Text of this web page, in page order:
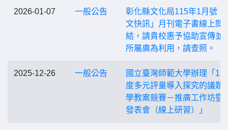
2026-01-07 一般公告
彰化縣文化局115年1月號「
文快訊」月刊電子書線上閱
結，請貴校惠予協助宣傳並
所屬廣為利用，請查照。
2025-12-26 一般公告
國立臺灣師範大學辦理「
度多元評量導入探究的議題
學教案競賽－推廣工作坊暨
發表會（線上研習）」